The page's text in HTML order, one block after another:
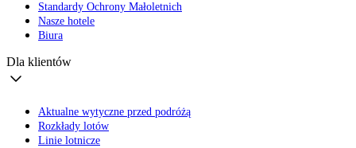
Standardy Ochrony Małoletnich
Nasze hotele
Biura
Dla klientów
Aktualne wytyczne przed podróżą
Rozkłady lotów
Linie lotnicze